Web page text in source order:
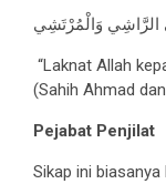
الرَّاشِي وَالْمُرْتَشِي
“Laknat Allah
(Sahih Ahmad
Pejabat Penjilat
Sikap ini